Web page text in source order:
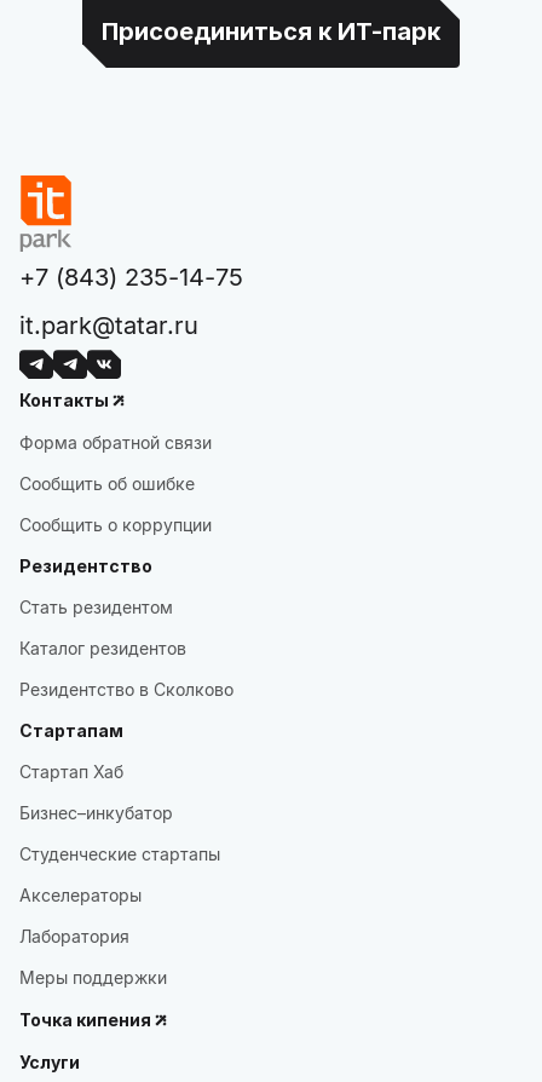
Присоединиться к ИТ-парк
+7 (843) 235-14-75
it.park@tatar.ru
Контакты
Форма обратной связи
Сообщить об ошибке
Сообщить о коррупции
Резидентство
Стать резидентом
Каталог резидентов
Резидентство в Сколково
Стартапам
Стартап Хаб
Бизнес–инкубатор
Студенческие стартапы
Акселераторы
Лаборатория
Меры поддержки
Точка кипения
Услуги